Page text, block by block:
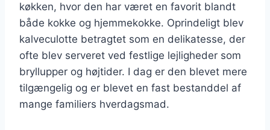
køkken, hvor den har været en favorit blandt
både kokke og hjemmekokke. Oprindeligt blev
kalveculotte betragtet som en delikatesse, der
ofte blev serveret ved festlige lejligheder som
bryllupper og højtider. I dag er den blevet mere
tilgængelig og er blevet en fast bestanddel af
mange familiers hverdagsmad.